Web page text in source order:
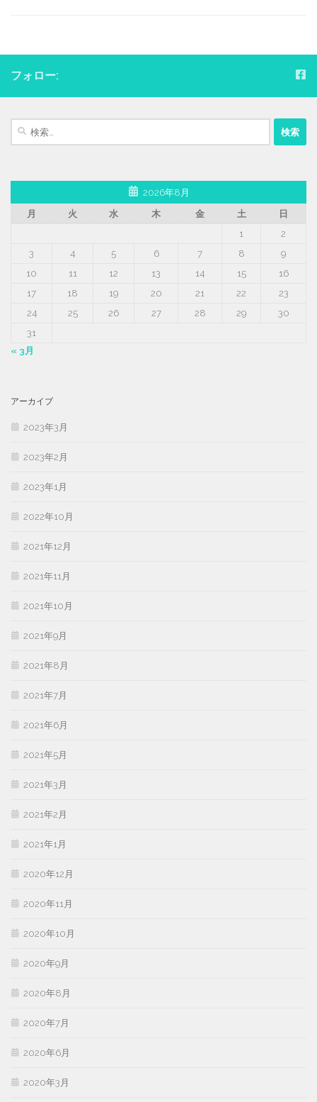
フォロー:
検
2026年8月
月
火 水 木 金 土
日
1
2
3
4 5 6 7 8
9
10
11 12 13 14 15
16
17
18 19 20 21 22
23
24
25 26 27 28 29
30
31
« 3月
アーカイブ
2023年3月
2023年2月
2023年1月
2022年10月
2021年12月
2021年11月
2021年10月
2021年9月
2021年8月
2021年7月
2021年6月
2021年5月
2021年3月
2021年2月
2021年1月
2020年12月
2020年11月
2020年10月
2020年9月
2020年8月
2020年7月
2020年6月
2020年3月